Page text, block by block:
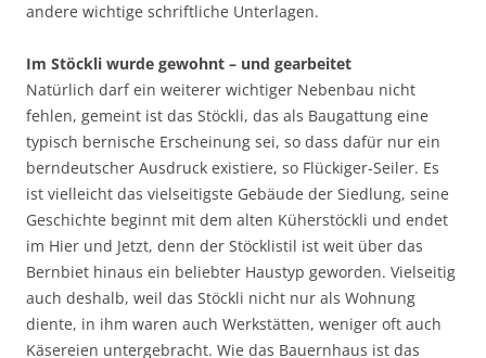
andere wichtige schriftliche Unterlagen.
Im Stöckli wurde gewohnt – und gearbeitet
Natürlich darf ein weiterer wichtiger Nebenbau nicht
fehlen, gemeint ist das Stöckli, das als Baugattung eine
typisch bernische Erscheinung sei, so dass dafür nur ein
berndeutscher Ausdruck existiere, so Flückiger-Seiler. Es
ist vielleicht das vielseitigste Gebäude der Siedlung, seine
Geschichte beginnt mit dem alten Küherstöckli und endet
im Hier und Jetzt, denn der Stöcklistil ist weit über das
Bernbiet hinaus ein beliebter Haustyp geworden. Vielseitig
auch deshalb, weil das Stöckli nicht nur als Wohnung
diente, in ihm waren auch Werkstätten, weniger oft auch
Käsereien untergebracht. Wie das Bauernhaus ist das